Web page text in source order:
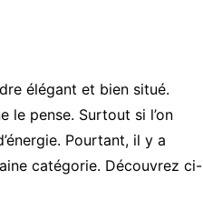
élégant et bien situé.
le pense. Surtout si l’on
Pourtant, il y a
catégorie. Découvrez ci-